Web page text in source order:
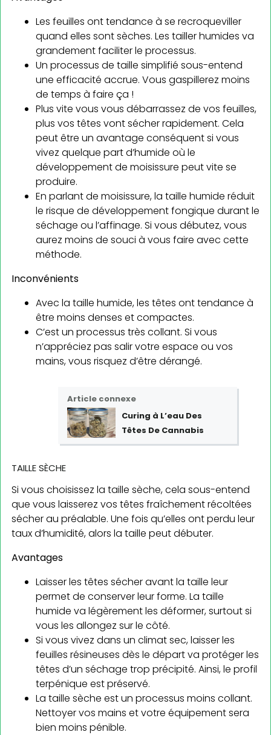
Les feuilles ont tendance à se recroqueviller
quand elles sont sèches. Les tailler humides va
grandement faciliter le processus.
Un processus de taille simplifié sous-entend
une efficacité accrue. Vous gaspillerez moins
de temps à faire ça !
Plus vite vous vous débarrassez de vos feuilles,
plus vos têtes vont sécher rapidement. Cela
peut être un avantage conséquent si vous
vivez quelque part d’humide où le
développement de moisissure peut vite se
produire.
En parlant de moisissure, la taille humide réduit
le risque de développement fongique durant le
séchage ou l’affinage. Si vous débutez, vous
aurez moins de souci à vous faire avec cette
méthode.
Inconvénients
Avec la taille humide, les têtes ont tendance à
être moins denses et compactes.
C’est un processus très collant. Si vous
n’appréciez pas salir votre espace ou vos
mains, vous risquez d’être dérangé.
Article connexe
Curing à L’eau Des
Têtes De Cannabis
TAILLE SÈCHE
Si vous choisissez la taille sèche, cela sous-entend
que vous laisserez vos têtes fraîchement récoltées
sécher au préalable. Une fois qu’elles ont perdu leur
taux d’humidité, alors la taille peut débuter.
Avantages
Laisser les têtes sécher avant la taille leur
permet de conserver leur forme. La taille
humide va légèrement les déformer, surtout si
vous les allongez sur le côté.
Si vous vivez dans un climat sec, laisser les
feuilles résineuses dès le départ va protéger les
têtes d’un séchage trop précipité. Ainsi, le profil
terpénique est préservé.
La taille sèche est un processus moins collant.
Nettoyer vos mains et votre équipement sera
bien moins pénible.